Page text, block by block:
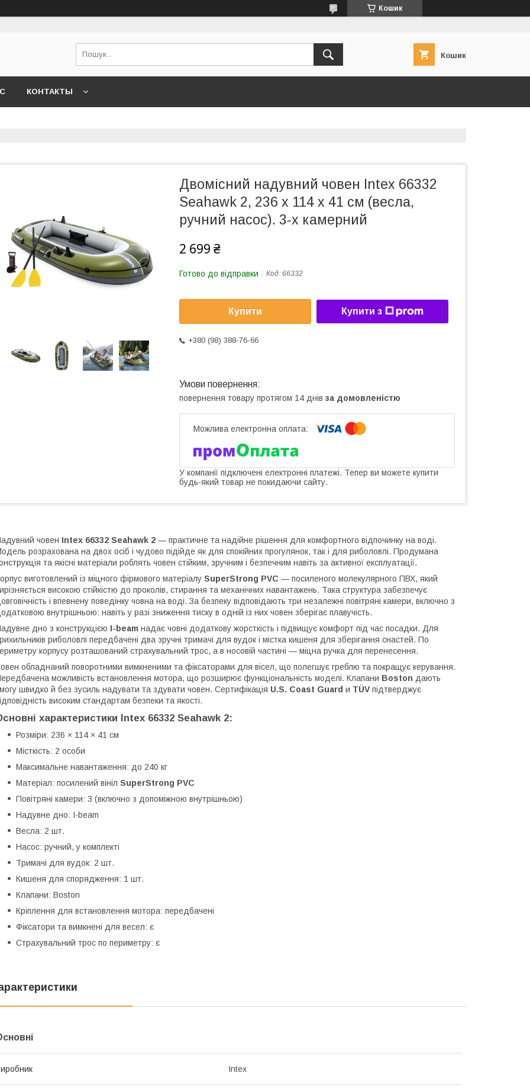
Кошик
Кошик
КОНТАКТЫ
Двомісний надувний човен Intex 66332
Seahawk 2, 236 х 114 х 41 см (весла,
ручний насос). 3-х камерний
2 699 ₴
Готово до відправки Код: 66332
Купити Купити з
+380 (98) 388-76-66
повернення товару протягом 14 днів за домовленістю
У компанії підключені електронні платежі. Тепер ви можете купити
будь-який товар не покидаючи сайту.
човен Intex 66332 Seahawk 2 — практичне та надійне рішення для комфортного відпочинку на воді.
розрахована на двох осіб і чудово підійде як для спокійних прогулянок, так і для риболовлі. Продумана
та якісні матеріали роблять човен стійким, зручним і безпечним навіть за активної експлуатації.
виготовлений із міцного фірмового матеріалу SuperStrong PVC — посиленого молекулярного ПВХ, який
високою стійкістю до проколів, стирання та механічних навантажень. Така структура забезпечує
і впевнену поведінку човна на воді. За безпеку відповідають три незалежні повітряні камери, включно з
внутрішньою: навіть у разі зниження тиску в одній із них човен зберігає плавучість.
дно з конструкцією I-beam надає човні додаткову жорсткість і підвищує комфорт під час посадки. Для
риболовлі передбачені два зручні тримачі для вудок і містка кишеня для зберігання снастей. По
корпусу розташований страхувальний трос, а в носовій частині — міцна ручка для перенесення.
обладнаний поворотними вимкненими та фіксаторами для вісел, що полегшує греблю та покращує керування.
можливість встановлення мотора, що розширює функціональність моделі. Клапани Boston дають
швидко й без зусиль надувати та здувати човен. Сертифікація U.S. Coast Guard и TÜV підтверджує
високим стандартам безпеки та якості.
характеристики Intex 66332 Seahawk 2:
Розміри: 236 × 114 × 41 см
Місткість: 2 особи
Максимальне навантаження: до 240 кг
Матеріал: посилений вініл SuperStrong PVC
Повітряні камери: 3 (включно з допоміжною внутрішньою)
Надувне дно: I-beam
Весла: 2 шт.
Насос: ручний, у комплекті
Тримачі для вудок: 2 шт.
Кишеня для спорядження: 1 шт.
Клапани: Boston
Кріплення для встановлення мотора: передбачені
Фіксатори та вимкнені для весел: є
Страхувальний трос по периметру: є
Intex